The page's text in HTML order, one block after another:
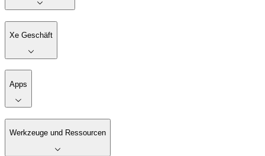
Xe Geschäft
Apps
Werkzeuge und Ressourcen